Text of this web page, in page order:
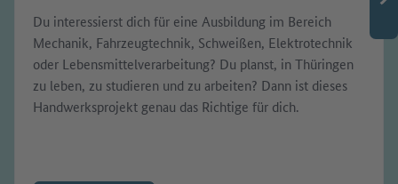
Du interessierst dich für eine Ausbildung im Bereich
Mechanik, Fahrzeugtechnik, Schweißen, Elektrotechnik
oder Lebensmittelverarbeitung? Du planst, in Thüringen
zu leben, zu studieren und zu arbeiten? Dann ist dieses
Handwerksprojekt genau das Richtige für dich.